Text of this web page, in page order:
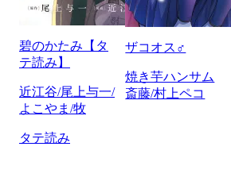
碧のかたみ【タ
テ読み】
近江谷/尾上与一/
よこやま/牧
タテ読み
ザコオス♂
焼き芋ハンサム
斎藤/村上ペコ